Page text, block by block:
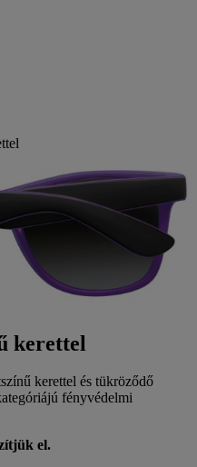
kerettel
kerettel és tükröződő
fényvédelmi
el.